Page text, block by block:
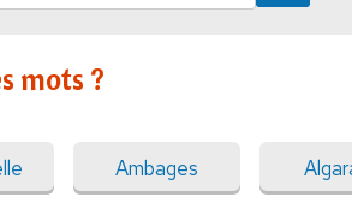
mots ?
Ambages